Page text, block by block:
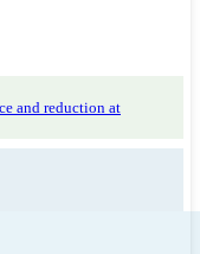
and reduction at